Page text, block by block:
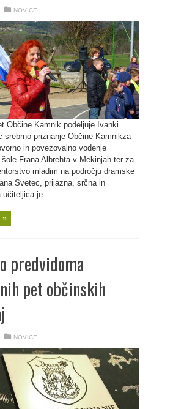
NOVICE
Občine Kamnik podeljuje Ivanki
srebrno priznanje Občine Kamnikza
in povezovalno vodenje
šole Frana Albrehta v Mekinjah ter za
mladim na področju dramske
Svetec, prijazna, srčna in
učiteljica je ...
»
predvidoma
pet občinskih
NOVICE